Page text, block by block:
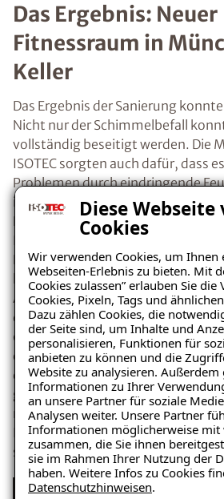
Diese
Cookies
Wir verwenden Cookies, um Ihnen
Webseiten-Erlebnis zu bieten. Mit
Cookies zulassen” erlauben Sie
Cookies, Pixeln, Tags und
Dazu zählen Cookies, die
der Seite sind, um Inhalte und
personalisieren, Funktionen für
anbieten zu können und die
Website zu analysieren.
Informationen zu Ihrer
an unsere Partner für soziale
Analysen weiter. Unsere Partner
Informationen möglicherweise mit
zusammen, die Sie ihnen
sie im Rahmen Ihrer Nutzung der
haben. Weitere Infos zu Cookies
Datenschutzhinweisen.
Das Ergebnis: Neuer
Fitnessraum in
Keller
Das Ergebnis der Sanierung
Nicht nur der Schimmelbefall
vollständig beseitigt werden. Die
ISOTEC sorgten auch dafür, dass
Problemen durch eindringende
in München kommen würde.
Horizontalsperre und die
Innenabdichtung der Villa. Durch
Klimaplatten konnte der Keller
hochwertig genutzt werden ohne,
Aufenthalt
des Kellers als Fitnessraum und die
effiziente Sanierung der Immobilie
deren Wert um einiges gesteigert
diese Weise vor Schäden durch
geschützt, wird die Münchner Villa
nächsten Jahren kontinuierlich an
Immobilienmarkt gewinnen und
sicheres und hygienisches
Problem feuchter Keller -
Ratgeber „Sofort-
Feuchtigkeit“
– jetzt kostenlos
herunterladen!